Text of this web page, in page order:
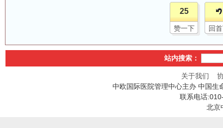
25
赞一下 回
站内搜索：
关于我们
中欧国际医院管理中心主办 中国生
联系电话
北京